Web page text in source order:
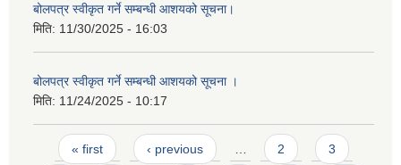
बोलपत्र स्वीकृत गर्ने सम्बन्धी आशयको सूचना।
मिति: 11/30/2025 - 16:03
बोलपत्र स्वीकृत गर्ने सम्बन्धी आशयको सूचना ।
मिति: 11/24/2025 - 10:17
Pages
« first ‹ previous … 2 3